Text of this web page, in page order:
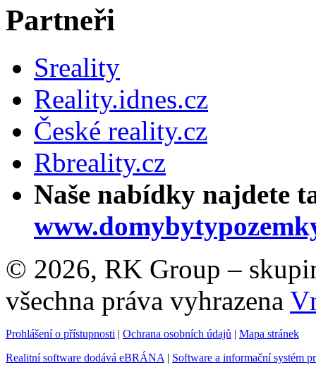
Partneři
Sreality
Reality.idnes.cz
České reality.cz
Rbreality.cz
Naše nabídky najdete
© 2026, RK Group –
všechna práva vyhrazena
Prohlášení o přístupnosti | Ochrana osobních údajů | Mapa stránek
Realitní software dodává eBRÁNA | Software a informační systém